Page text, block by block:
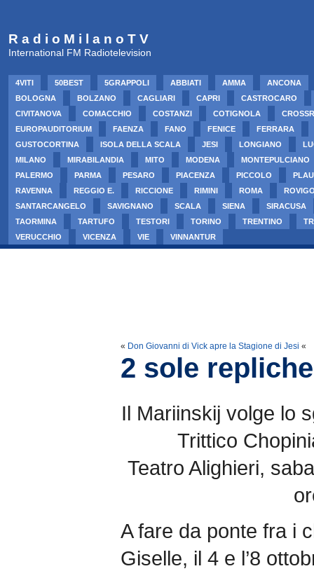
R a d i o M i l a n o T V
International FM Radiotelevision
4VITI 50BEST 5GRAPPOLI ABBIATI AMMA
ANCONA
BOLOGNA
BOLZANO CAGLIARI CAPRI
CASTROCARO
CIVITANOVA
COMACCHIO COSTANZI COTIGNOLA
EUROPAUDITORIUM
FAENZA FANO FENICE
FERRARA
GUSTOCORTINA
ISOLA DELLA SCALA JESI LONGIANO
MILANO
MIRABILANDIA MITO MODENA
MONTEPULCIANO
PALERMO
PARMA PESARO PIACENZA PICCOLO
RAVENNA
REGGIO E. RICCIONE RIMINI ROMA
SANTARCANGELO
SAVIGNANO SCALA SIENA
SIRACUSA
TAORMINA
TARTUFO TESTORI TORINO TRENTINO
VERUCCHIO
VICENZA VIE VINNANTUR
« Don Giovanni di Vick apre la Stagione di Jesi «
2 sole
Il Mariinskij volge lo
Trittico
Teatro Alighieri,
A fare da ponte fra i
Giselle, il 4 e l’8